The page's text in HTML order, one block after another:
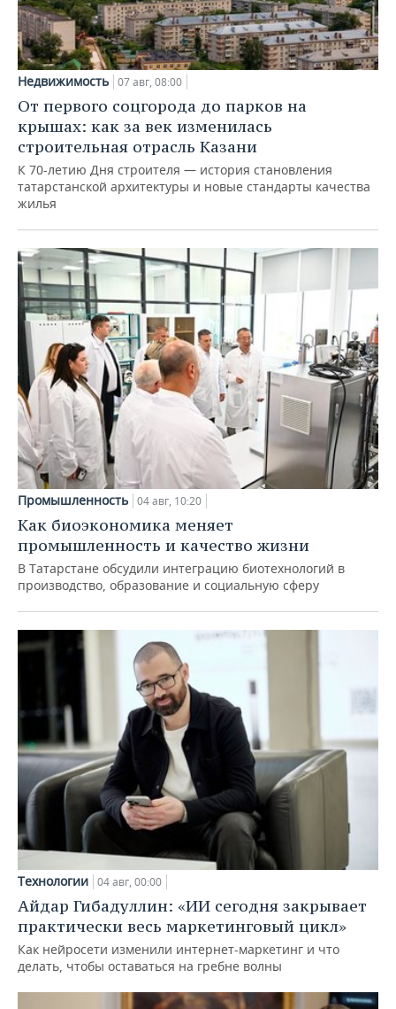
Недвижимость 07 авг, 08:00
От первого соцгорода до парков на
крышах: как за век изменилась
строительная отрасль Казани
К 70-летию Дня строителя — история становления
татарстанской архитектуры и новые стандарты качества
жилья
Промышленность 04 авг, 10:20
Как биоэкономика меняет
промышленность и качество жизни
В Татарстане обсудили интеграцию биотехнологий в
производство, образование и социальную сферу
Технологии 04 авг, 00:00
Айдар Гибадуллин: «ИИ сегодня закрывает
практически весь маркетинговый цикл»
Как нейросети изменили интернет-маркетинг и что
делать, чтобы оставаться на гребне волны